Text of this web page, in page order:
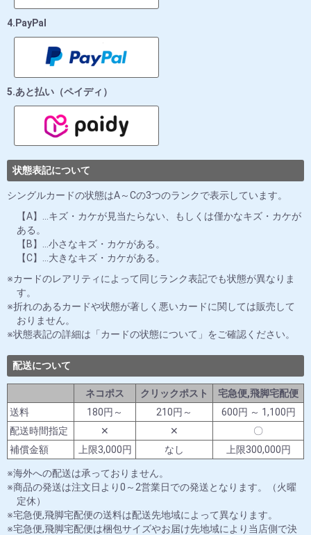
4.PayPal
5.あと払い（ペイディ）
状態表記について
シングルカードの状態はA～Cの3つのランクで表示しています。
【A】…キズ・カケが見当たらない、もしくは僅かなキズ・カケが
ある。
【B】…小さなキズ・カケがある。
【C】…大きなキズ・カケがある。
カードのレアリティによって同じランク表記でも状態が異なりま
す。
折れのあるカードや状態が著しく悪いカードに関しては販売して
おりません。
状態表記の詳細は「カードの状態について」をご確認ください。
配送について
ネコポス クリックポスト
宅急便,飛脚宅配便
送料
180円～ 210円～
600円 ～ 1,100円
配送時間指定
✕ ✕
〇
補償金額
上限3,000円 なし 上限300,000円
海外への配送は承っておりません。
商品の発送は注文日より0～2営業日での発送となります。（火曜
定休）
宅急便,飛脚宅配便の送料は配送先地域によって異なります。
宅急便,飛脚宅配便は梱包サイズやお届け先地域により当店側で決